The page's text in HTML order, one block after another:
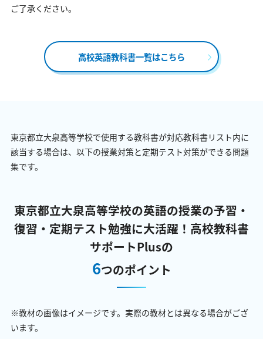
ご了承ください。
高校英語教科書一覧はこちら
東京都立大泉高等学校で使用する教科書が対応教科書リスト内に
該当する場合は、以下の授業対策と定期テスト対策ができる問題
集です。
東京都立大泉高等学校の英語の授業の予習・
復習・定期テスト勉強に大活躍！ 高校教科書
サポートPlusの
6つのポイント
※教材の画像はイメージです。実際の教材とは異なる場合がござ
います。